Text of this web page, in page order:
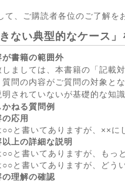
て、ご購読者各位のご了解を
きない典型的なケース
が書籍の範囲外
ましては、本書籍の「記載
質問の内容がご質問の対象と
されていないが基礎的な知
ねる質問例
応用
○○と書いてありますが、××に
上の詳細な説明
○○と書いてありますが、もっ
○○と書いてありますが、どう
理解の確認